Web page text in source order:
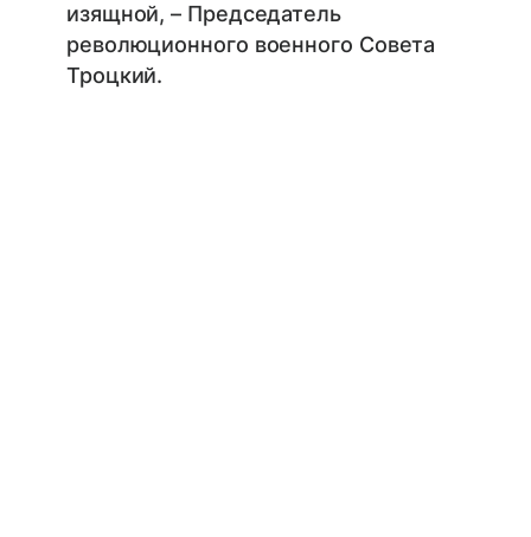
изящной, – Председатель
революционного военного Совета
Троцкий.